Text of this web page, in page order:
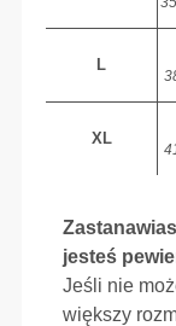
L
XL
jesteś
Jeśli nie
większy